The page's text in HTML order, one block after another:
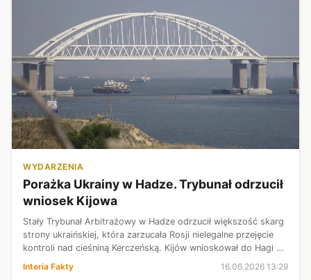
WYDARZENIA
Porażka Ukrainy w Hadze. Trybunał odrzucił
wniosek Kijowa
Stały Trybunał Arbitrażowy w Hadze odrzucił większość skarg
strony ukraińskiej, która zarzucała Rosji nielegalne przejęcie
kontroli nad cieśniną Kerczeńską. Kijów wnioskował do Hagi w
Półwysep...
Interia Fakty 16.06.2026 13:29